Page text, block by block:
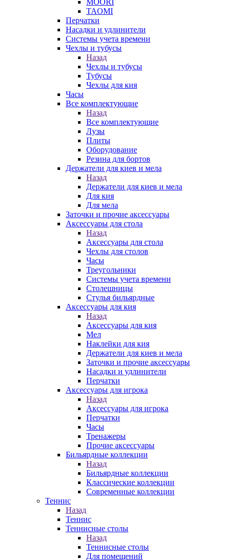
MOORI
TAOMI
Перчатки
Насадки и удлинители
Системы учета времени
Чехлы и тубусы
Назад
Чехлы и тубусы
Тубусы
Чехлы для кия
Часы
Все комплектующие
Назад
Все комплектующие
Лузы
Плиты
Оборудование
Резина для бортов
Держатели для киев и мела
Назад
Держатели для киев и мела
Для кия
Для мела
Заточки и прочие аксессуары
Аксессуары для стола
Назад
Аксессуары для стола
Чехлы для столов
Часы
Треугольники
Системы учета времени
Столешницы
Стулья бильярдные
Аксессуары для кия
Назад
Аксессуары для кия
Мел
Наклейки для кия
Держатели для киев и мела
Заточки и прочие аксессуары
Насадки и удлинители
Перчатки
Аксессуары для игрока
Назад
Аксессуары для игрока
Перчатки
Часы
Тренажеры
Прочие аксессуары
Бильярдные коллекции
Назад
Бильярдные коллекции
Классические коллекции
Современные коллекции
Теннис
Назад
Теннис
Теннисные столы
Назад
Теннисные столы
Для помещений